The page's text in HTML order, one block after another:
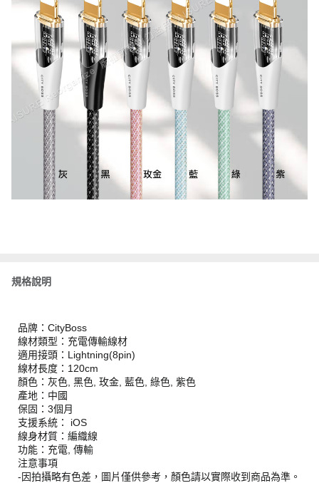
規格說明
品牌：CityBoss
線材類型：充電傳輸線材
適用接頭：Lightning(8pin)
線材長度：120cm
顏色：灰色, 黑色, 玫金, 藍色, 綠色, 紫色
產地：中國
保固：3個月
支援系統： iOS
線身材質：編織線
功能：充電, 傳輸
注意事項
-因拍攝略有色差，圖片僅供參考，顏色請以實際收到商品為準。